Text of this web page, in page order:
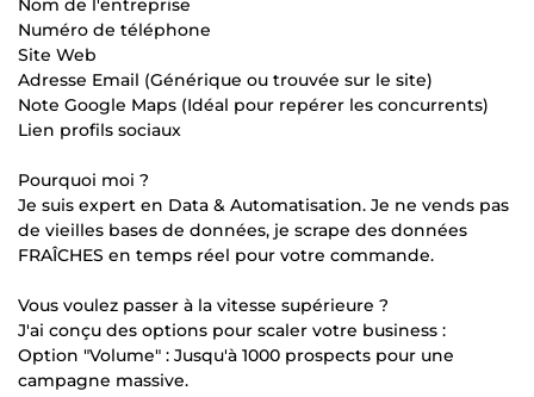
Nom de l'entreprise
Numéro de téléphone
Site Web
Adresse Email (Générique ou trouvée sur le site)
Note Google Maps (Idéal pour repérer les concurrents)
Lien profils sociaux
Pourquoi moi ?
Je suis expert en Data & Automatisation. Je ne vends pas
de vieilles bases de données, je scrape des données
FRAÎCHES en temps réel pour votre commande.
Vous voulez passer à la vitesse supérieure ?
J'ai conçu des options pour scaler votre business :
Option "Volume" : Jusqu'à 1000 prospects pour une
campagne massive.